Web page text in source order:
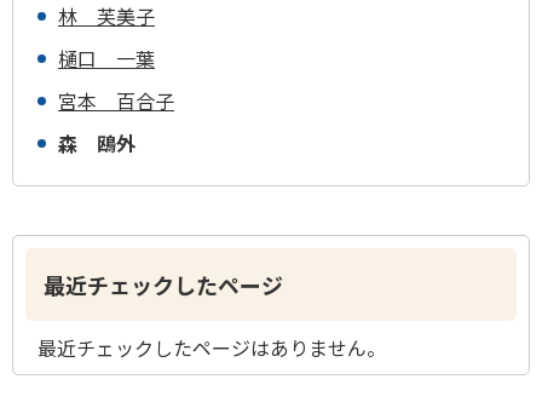
林 芙美子
樋口 一葉
宮本 百合子
森 鴎外
最近チェックしたページ
最近チェックしたページはありません。